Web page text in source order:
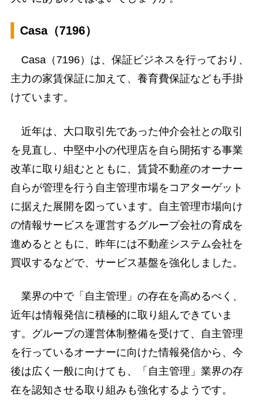
Casa（7196）
Casa（7196）は、保証ビジネスを行っており、
主力の家賃保証に加えて、養育費保証なども手掛
けています。
近年は、大口取引先であった仲介会社との取引
を見直し、中堅中小の代理店を自ら開拓する事業
改革に取り組むとともに、賃貸不動産のオーナー
自らが管理を行う自主管理市場をコアターゲット
に据えた展開を図っています。自主管理市場向け
の情報サービスを運営するグループ会社の育成を
進めるとともに、昨年には不動産システム会社を
買収するなどで、サービス基盤を強化しました。
業界の中で「自主管理」の存在を高めるべく、
近年は情報発信に積極的に取り組んできていま
す。グループの運営体制整備を受けて、自主管理
を行っているオーナーに向けた情報発信から、今
後は広く一般に向けても、「自主管理」業界の存
在を認知させる取り組みも強化するようです。